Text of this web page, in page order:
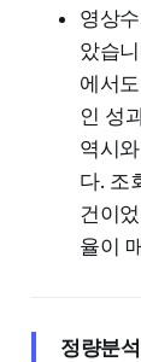
영상
았습
에서
인 성
역시
다. 조
건이
율이
정량분석